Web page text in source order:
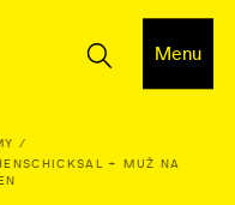
Menu
+ MUŽ NA